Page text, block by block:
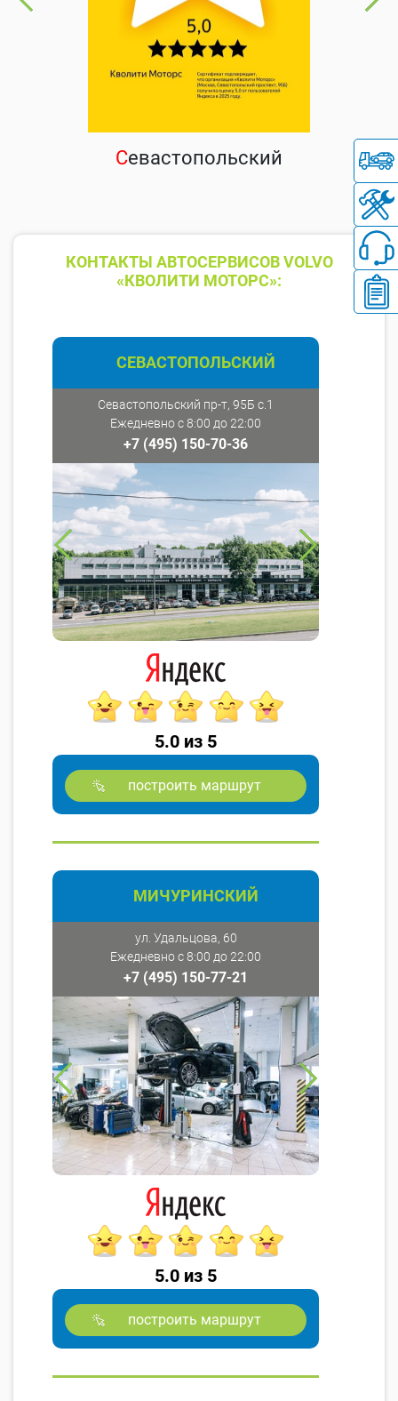
Севастопольский
КОНТАКТЫ АВТОСЕРВИСОВ VOLVO
«КВОЛИТИ МОТОРС»:
СЕВАСТОПОЛЬСКИЙ
Севастопольский пр-т, 95Б с.1
Ежедневно с 8:00 до 22:00
+7 (495) 150-70-36
5.0 из 5
построить маршрут
МИЧУРИНСКИЙ
ул. Удальцова, 60
Ежедневно с 8:00 до 22:00
+7 (495) 150-77-21
5.0 из 5
построить маршрут